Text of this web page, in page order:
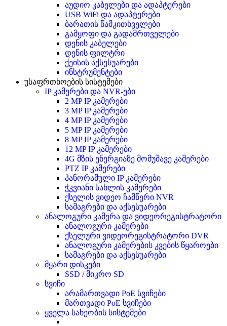
აუდიო კაბელები და ადაპტერები
USB WiFi და ადაპტერები
ბარათის წამკითხველები
გამყოფი და გადამრთველები
დენის კაბელები
დენის ფილტრი
ქეისის აქსესუარები
ინსტრუმენტები
უსაფრთხოების სისტემები
IP კამერები და NVR-ები
2 MP IP კამერები
3 MP IP კამერები
4 MP IP კამერები
5 MP IP კამერები
8 MP IP კამერები
12 MP IP კამერები
4G მზის ენერგიაზე მომუშავე კამერები
PTZ IP კამერები
პანორამული IP კამერები
ჭკვიანი სახლის კამერები
ქსელის ვიდეო ჩამწერი NVR
სამაგრები და აქსესუარები
ანალოგური კამერა და ვიდეორეგისტრატორი
ანალოგური კამერები
ქსელური ვიდეორეგისტრატორი DVR
ანალოგური კამერების კვების წყაროები
სამაგრები და აქსესუარები
მყარი დისკები
SSD / მიკრო SD
სვიჩი
არამართვადი PoE სვიჩები
მართვადი PoE სვიჩები
ყველა სახეობის სისტემები